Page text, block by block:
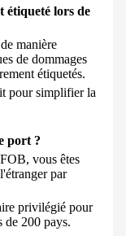
étiqueté lors de
manière
de dommages
étiquetés.
pour simplifier la
port ?
vous êtes
par
privilégié pour
de 200 pays.